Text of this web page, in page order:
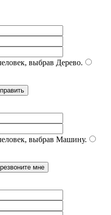
выбрав Дерево.
выбрав Машину.